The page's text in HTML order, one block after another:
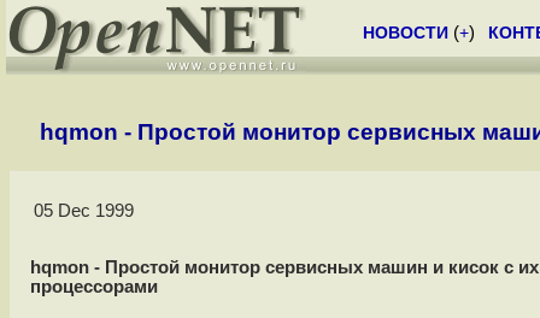
НОВОСТИ (+)
hqmon - Простой монитор сервисных
05 Dec 1999
hqmon - Простой монитор сервисных машин и кисок с
процессорами